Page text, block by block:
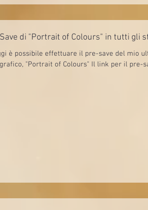
di "Portrait of Colours" in tutti gli
è possibile effettuare il pre-save del mio
"Portrait of Colours" Il link per il pre-